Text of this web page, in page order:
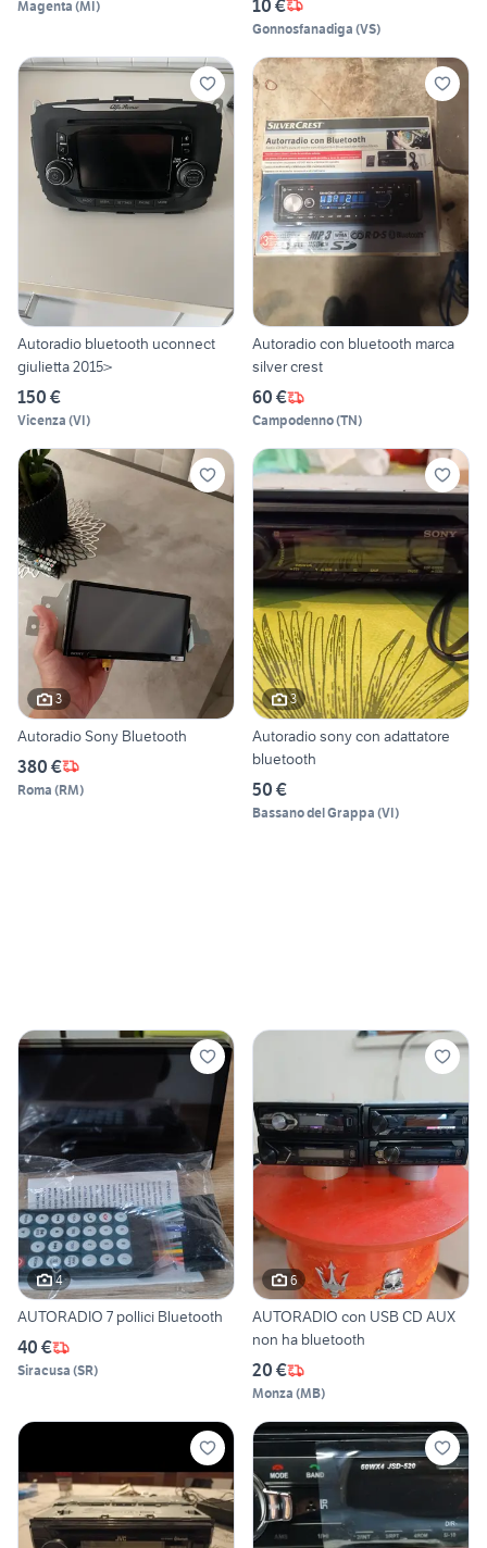
Magenta (MI) 10 €
Gonnosfanadiga (VS)
Autoradio bluetooth uconnect
giulietta 2015>
150 €
Vicenza (VI)
Autoradio con bluetooth marca
silver crest
60 €
Campodenno(TN)
3
Autoradio Sony Bluetooth
380 €
Roma (RM)
3
Autoradio sony con adattatore
bluetooth
50 €
Bassano del Grappa (VI)
4
AUTORADIO 7 pollici Bluetooth
40 €
Siracusa (SR)
6
AUTORADIO con USB CD AUX
non ha bluetooth
20 €
Monza (MB)